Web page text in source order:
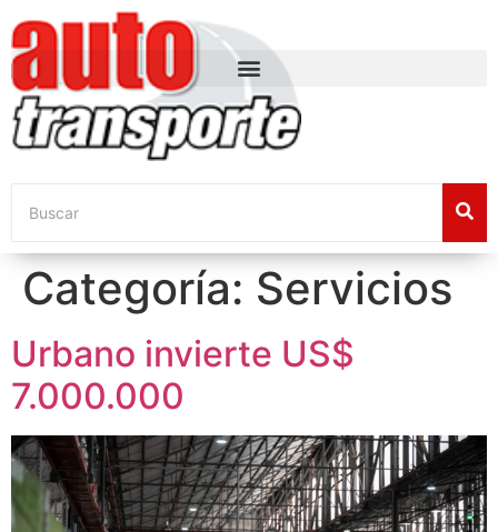
Categoría: Servicios
Urbano invierte US$
7.000.000